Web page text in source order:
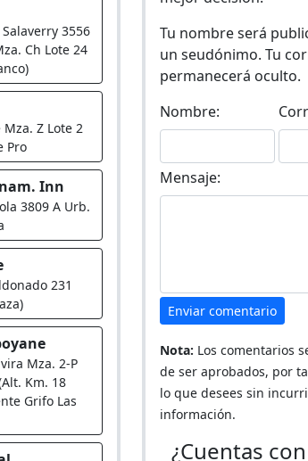
3556
Ch Lote 24
Z Lote 2
Pro
Inn
3809 A Urb.
231
Mza. 2-P
Km. 18
Grifo Las
Tu nombre será
un seudónimo. Tu
permanecerá oculto.
Nombre:
Mensaje:
Enviar comentario
Nota: Los comentarios
de ser aprobados, por
lo que desees sin
información.
¿Cuentas